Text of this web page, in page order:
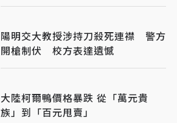
陽明交大教授涉持刀殺死連襟 警方
開槍制伏 校方表達遺憾
大陸柯爾鴨價格暴跌 從「萬元貴
族」到「百元甩賣」